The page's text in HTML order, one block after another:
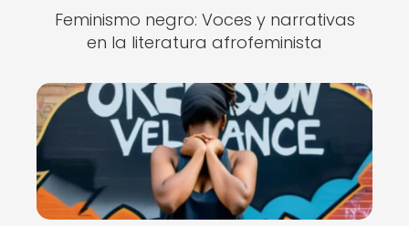
Feminismo negro: Voces y narrativas
en la literatura afrofeminista